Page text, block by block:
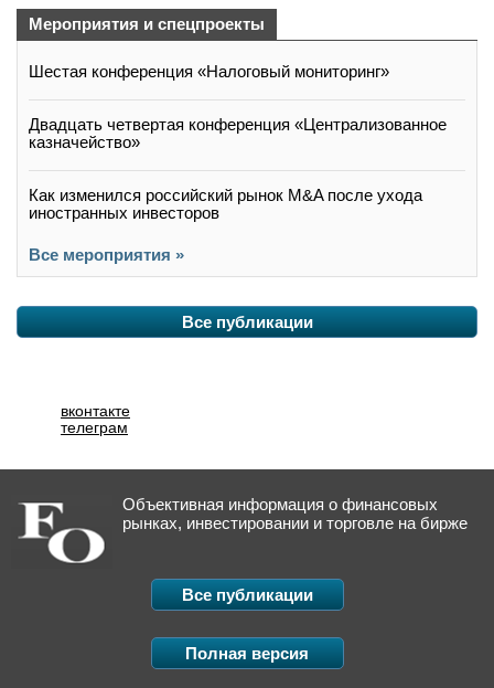
Мероприятия и спецпроекты
Шестая конференция «Налоговый мониторинг»
Двадцать четвертая конференция «Централизованное
казначейство»
Как изменился российский рынок M&A после ухода
иностранных инвесторов
Все мероприятия »
Все публикации
вконтакте
телеграм
Объективная информация о финансовых
рынках, инвестировании и торговле на бирже
Все публикации
Полная версия